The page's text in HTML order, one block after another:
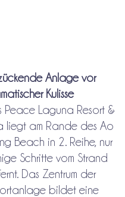
Anlage vor
Kulisse
Peace Laguna Resort &
liegt am Rande des Ao
Beach in 2. Reihe, nur
Schritte vom Strand
Das Zentrum der
bildet eine